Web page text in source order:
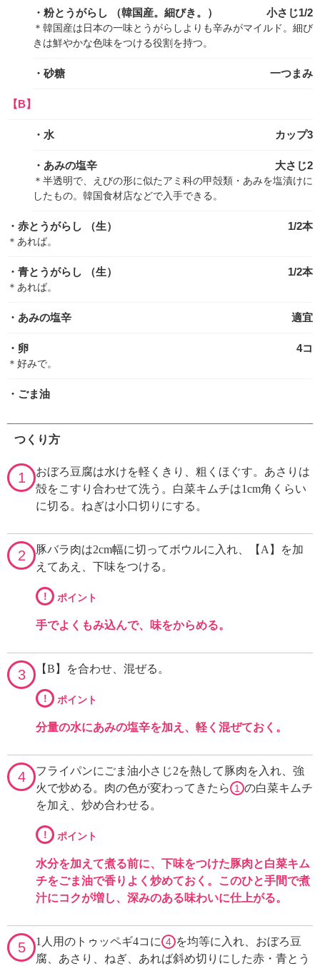
・粉とうがらし （韓国産。細びき。） 小さじ1/2
＊韓国産は日本の一味とうがらしよりも辛みがマイルド。細び
きは鮮やかな色味をつける役割を持つ。
・砂糖 一つまみ
【B】
・水 カップ3
・あみの塩辛 大さじ2
＊半透明で、えびの形に似たアミ科の甲殻類・あみを塩漬けに
したもの。韓国食材店などで入手できる。
・赤とうがらし （生） 1/2本
＊あれば。
・青とうがらし （生） 1/2本
＊あれば。
・あみの塩辛 適宜
・卵 4コ
＊好みで。
・ごま油
つくり方
1
おぼろ豆腐は水けを軽くきり、粗くほぐす。あさりは
殻をこすり合わせて洗う。白菜キムチは1cm角くらい
に切る。ねぎは小口切りにする。
2
豚バラ肉は2cm幅に切ってボウルに入れ、【A】を加
えてあえ、下味をつける。
! ポイント
手でよくもみ込んで、味をからめる。
3 【B】を合わせ、混ぜる。
! ポイント
分量の水にあみの塩辛を加え、軽く混ぜておく。
4
フライパンにごま油小さじ2を熱して豚肉を入れ、強
火で炒める。肉の色が変わってきたら 1 の白菜キムチ
を加え、炒め合わせる。
! ポイント
水分を加えて煮る前に、下味をつけた豚肉と白菜キム
チをごま油で香りよく炒めておく。このひと手間で煮
汁にコクが増し、深みのある味わいに仕上がる。
5 1人用のトゥッペギ4コに 4 を均等に入れ、おぼろ豆
腐、あさり、ねぎ、あれば斜め切りにした赤・青とう